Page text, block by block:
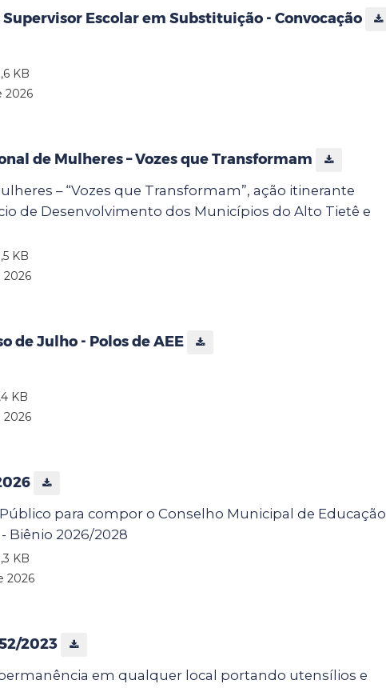
Escolar em Substituição - Convocação
KB
2026
de Mulheres – Vozes que Transformam
– “Vozes que Transformam”, ação itinerante
de Desenvolvimento dos Municípios do Alto Tietê e
KB
2026
de Julho - Polos de AEE
KB
2026
para compor o Conselho Municipal de Educação
Biênio 2026/2028
KB
2026
2023
permanência em qualquer local portando utensílios e